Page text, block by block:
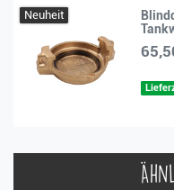
Neuheit